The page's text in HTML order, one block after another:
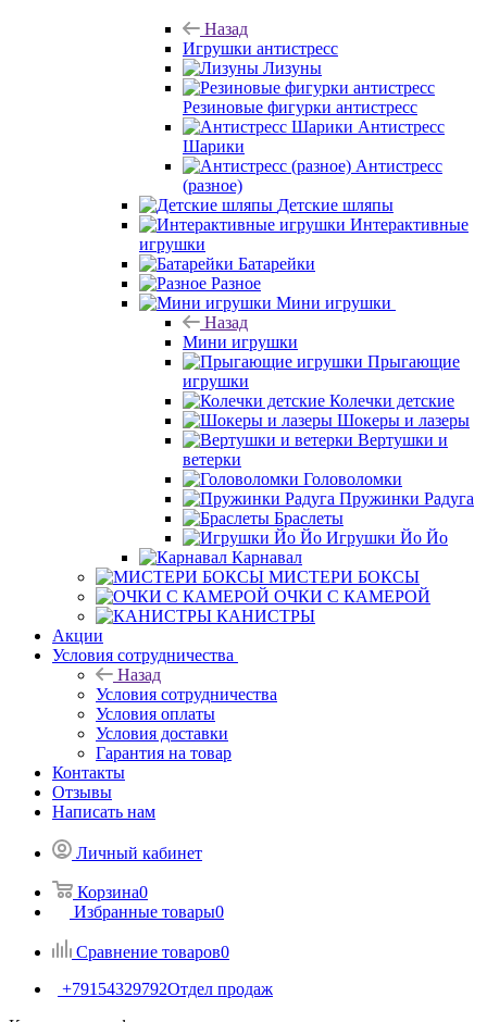
Назад
Игрушки антистресс
Лизуны
Резиновые фигурки антистресс
Антистресс
Шарики
Антистресс
(разное)
Детские шляпы
Интерактивные
игрушки
Батарейки
Разное
Мини игрушки
Назад
Мини игрушки
Прыгающие
игрушки
Колечки детские
Шокеры и лазеры
Вертушки и
ветерки
Головоломки
Пружинки Радуга
Браслеты
Игрушки Йо Йо
Карнавал
МИСТЕРИ БОКСЫ
ОЧКИ С КАМЕРОЙ
КАНИСТРЫ
Акции
Условия сотрудничества
Назад
Условия сотрудничества
Условия оплаты
Условия доставки
Гарантия на товар
Контакты
Отзывы
Написать нам
Личный кабинет
Корзина0
Избранные товары0
Сравнение товаров0
+79154329792Отдел продаж